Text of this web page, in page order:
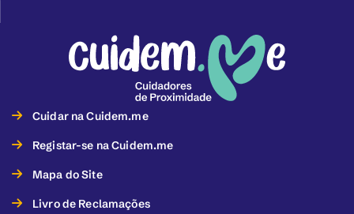
Cuidar na Cuidem.me
Registar-se na Cuidem.me
Mapa do Site
Livro de Reclamações